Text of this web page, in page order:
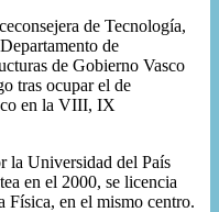
de Tecnología,
de
de Gobierno Vasco
tras ocupar el de
en la VIII, IX
la Universidad del País
en el 2000, se licencia
Física, en el mismo centro.